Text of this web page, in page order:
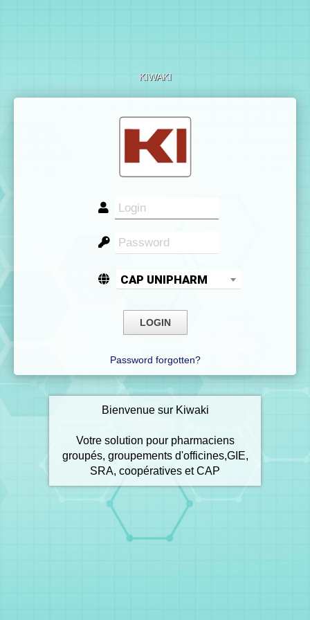
KIWAKI
CAP UNIPHARM
Password forgotten?
Bienvenue sur Kiwaki
Votre solution pour pharmaciens
groupés, groupements d'officines,GIE,
SRA, coopératives et CAP